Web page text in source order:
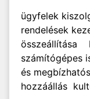
ügyfelek
rendelések
összeállítása
számítógépes
és
hozzáállás